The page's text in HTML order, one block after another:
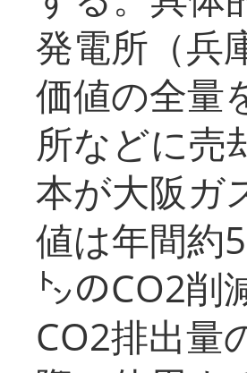
発電所（兵
価値の全量
所などに売
本が大阪ガ
値は年間約
㌧のCO2削
CO2排出量